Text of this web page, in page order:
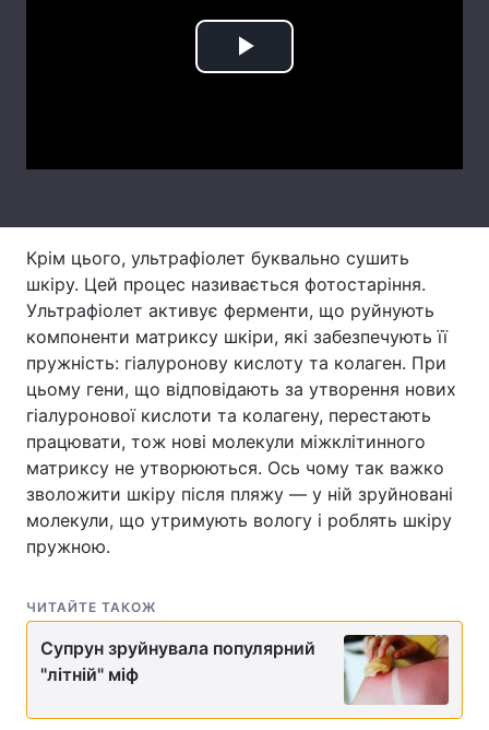
Тема оформлення
Play
Крім цього, ультрафіолет буквально сушить
шкіру. Цей процес називається фотостаріння.
Ультрафіолет активує ферменти, що руйнують
компоненти матриксу шкіри, які забезпечують її
пружність: гіалуронову кислоту та колаген. При
цьому гени, що відповідають за утворення нових
гіалуронової кислоти та колагену, перестають
працювати, тож нові молекули міжклітинного
матриксу не утворюються. Ось чому так важко
зволожити шкіру після пляжу — у ній зруйновані
молекули, що утримують вологу і роблять шкіру
пружною.
ЧИТАЙТЕ ТАКОЖ
Супрун зруйнувала популярний
"літній" міф